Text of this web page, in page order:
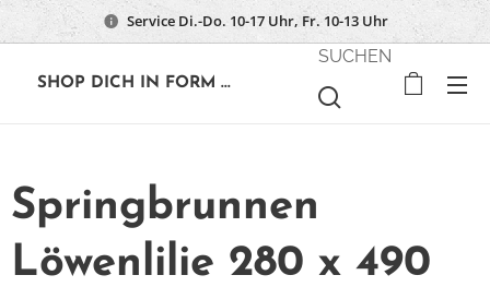
Service Di.-Do. 10-17 Uhr, Fr. 10-13 Uhr
SHOP DICH IN FORM ...
SUCHEN
Springbrunnen
Löwenlilie 280 x 490